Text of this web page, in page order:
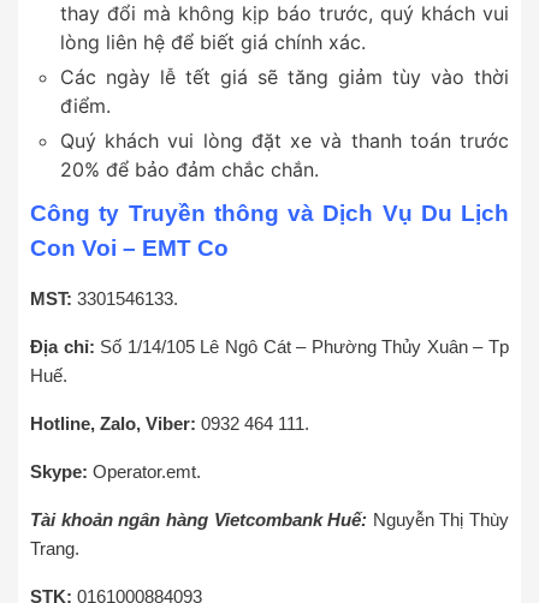
thay đổi mà không kịp báo trước, quý khách vui
lòng liên hệ để biết giá chính xác.
Các ngày lễ tết giá sẽ tăng giảm tùy vào thời
điểm.
Quý khách vui lòng đặt xe và thanh toán trước
20% để bảo đảm chắc chắn.
Công ty Truyền thông và Dịch Vụ Du Lịch
Con Voi – EMT Co
MST: 3301546133.
Địa chỉ: Số 1/14/105 Lê Ngô Cát – Phường Thủy Xuân – Tp
Huế.
Hotline, Zalo, Viber: 0932 464 111.
Skype: Operator.emt.
Tài khoản ngân hàng Vietcombank Huế: Nguyễn Thị Thùy
Trang.
STK: 0161000884093